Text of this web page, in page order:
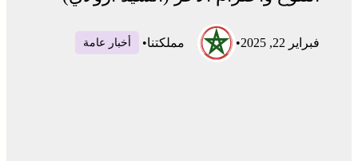
فبراير 22, 2025 • مملكتنا• أخبار عامة